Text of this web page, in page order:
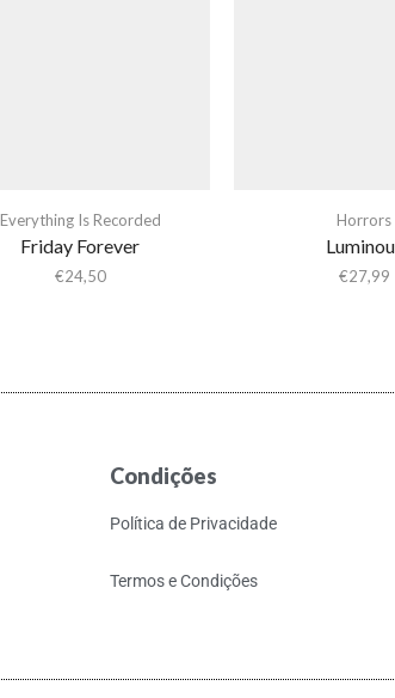
Everything Is Recorded
Friday Forever
€24,50
Horrors
€27,99
Condições
Política de Privacidade
Termos e Condições